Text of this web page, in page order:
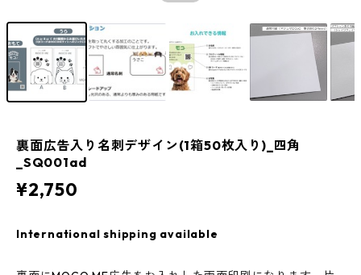
裏面広告入り名刺デザイン(1箱50枚入り)_四角
_SQ001ad
¥2,750
International shipping available